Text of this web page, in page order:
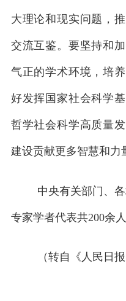
大理论和现实问题，
交流互鉴。要坚持和
气正的学术环境，培
好发挥国家社会科学
哲学社会科学高质量
建设贡献更多智慧和力
中央有关部门、
专家学者代表共200余人
（转自《人民日报